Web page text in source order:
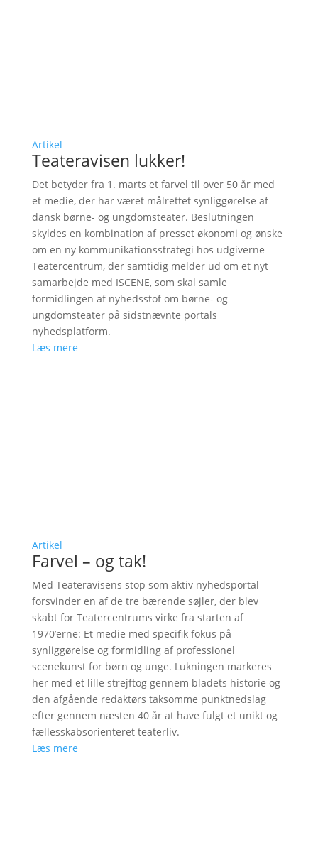
Artikel
Teateravisen lukker!
Det betyder fra 1. marts et farvel til over 50 år med
et medie, der har været målrettet synliggørelse af
dansk børne- og ungdomsteater. Beslutningen
skyldes en kombination af presset økonomi og ønske
om en ny kommunikationsstrategi hos udgiverne
Teatercentrum, der samtidig melder ud om et nyt
samarbejde med ISCENE, som skal samle
formidlingen af nyhedsstof om børne- og
ungdomsteater på sidstnævnte portals
nyhedsplatform.
Læs mere
Artikel
Farvel – og tak!
Med Teateravisens stop som aktiv nyhedsportal
forsvinder en af de tre bærende søjler, der blev
skabt for Teatercentrums virke fra starten af
1970’erne: Et medie med specifik fokus på
synliggørelse og formidling af professionel
scenekunst for børn og unge. Lukningen markeres
her med et lille strejftog gennem bladets historie og
den afgående redaktørs taksomme punktnedslag
efter gennem næsten 40 år at have fulgt et unikt og
fællesskabsorienteret teaterliv.
Læs mere